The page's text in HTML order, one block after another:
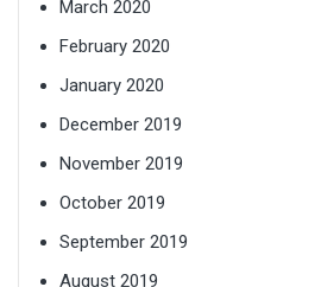
March 2020
February 2020
January 2020
December 2019
November 2019
October 2019
September 2019
August 2019